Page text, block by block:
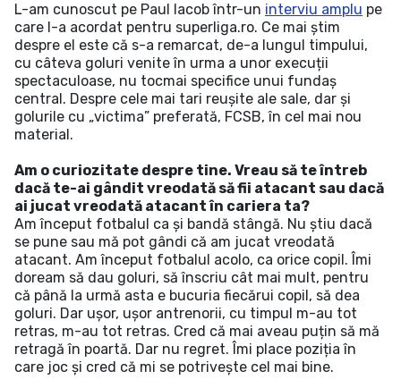
L-am cunoscut pe Paul Iacob într-un interviu amplu pe
care l-a acordat pentru superliga.ro. Ce mai știm
despre el este că s-a remarcat, de-a lungul timpului,
cu câteva goluri venite în urma a unor execuții
spectaculoase, nu tocmai specifice unui fundaș
central. Despre cele mai tari reușite ale sale, dar și
golurile cu „victima” preferată, FCSB, în cel mai nou
material.
Am o curiozitate despre tine. Vreau să te întreb
dacă te-ai gândit vreodată să fii atacant sau dacă
ai jucat vreodată atacant în cariera ta?
Am început fotbalul ca și bandă stângă. Nu știu dacă
se pune sau mă pot gândi că am jucat vreodată
atacant. Am început fotbalul acolo, ca orice copil. Îmi
doream să dau goluri, să înscriu cât mai mult, pentru
că până la urmă asta e bucuria fiecărui copil, să dea
goluri. Dar ușor, ușor antrenorii, cu timpul m-au tot
retras, m-au tot retras. Cred că mai aveau puțin să mă
retragă în poartă. Dar nu regret. Îmi place poziția în
care joc și cred că mi se potrivește cel mai bine.